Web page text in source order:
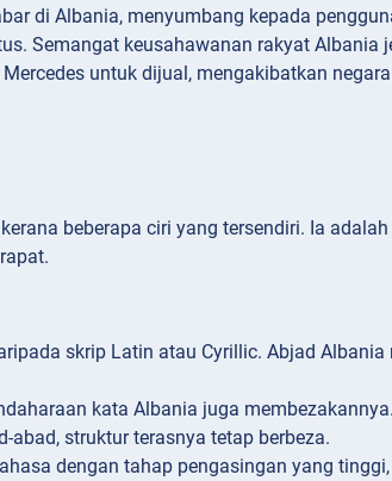
di Albania, menyumbang kepada
Semangat keusahawanan rakyat Albania
untuk dijual, mengakibatkan
beberapa ciri yang tersendiri. Ia
skrip Latin atau Cyrillic. Abjad
kata Albania juga
struktur terasnya tetap berbeza.
dengan tahap pengasingan yang